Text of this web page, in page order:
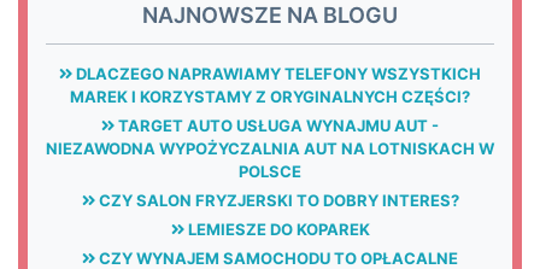
NAJNOWSZE NA BLOGU
DLACZEGO NAPRAWIAMY TELEFONY WSZYSTKICH
MAREK I KORZYSTAMY Z ORYGINALNYCH CZĘŚCI?
TARGET AUTO USŁUGA WYNAJMU AUT -
NIEZAWODNA WYPOŻYCZALNIA AUT NA LOTNISKACH W
POLSCE
CZY SALON FRYZJERSKI TO DOBRY INTERES?
LEMIESZE DO KOPAREK
CZY WYNAJEM SAMOCHODU TO OPŁACALNE